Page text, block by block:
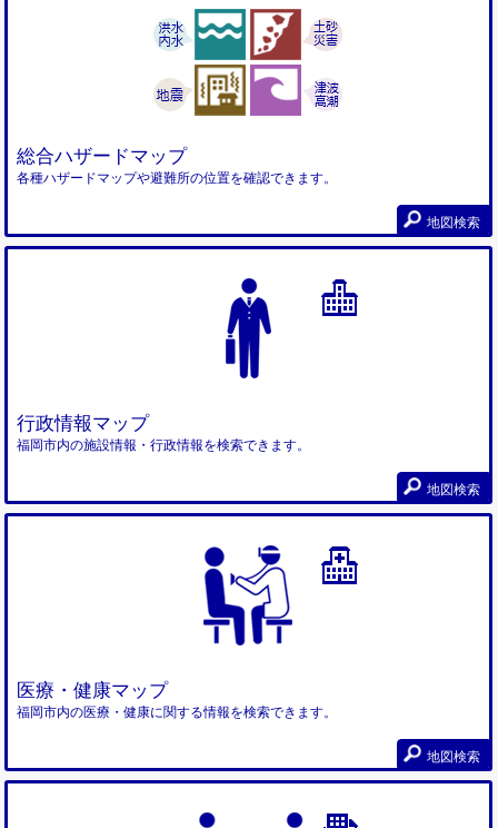
総合ハザードマップ
各種ハザードマップや避難所の位置を確認できます。
地図検索
行政情報マップ
福岡市内の施設情報・行政情報を検索できます。
地図検索
医療・健康マップ
福岡市内の医療・健康に関する情報を検索できます。
地図検索